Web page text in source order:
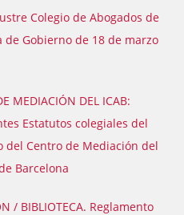
Colegio de Abogados de
de Gobierno de 18 de marzo
MEDIACIÓN DEL ICAB:
Estatutos colegiales del
Centro de Mediación del
Barcelona
/ BIBLIOTECA. Reglamento